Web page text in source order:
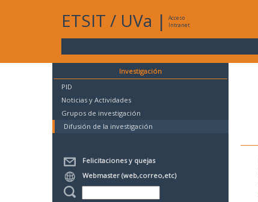
ETSIT / UVa |
Acceso
Intranet
Investigación
PID
Noticias y Actividades
Grupos de investigación
Difusión de la investigación
Felicitaciones y quejas
Webmaster (web,correo,etc)